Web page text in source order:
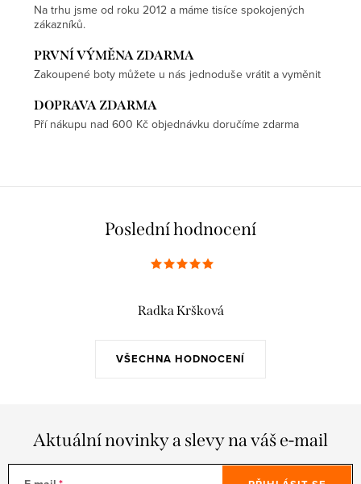
Na trhu jsme od roku 2012 a máme tisíce spokojených
zákazníků.
PRVNÍ VÝMĚNA ZDARMA
Zakoupené boty můžete u nás jednoduše vrátit a vyměnit
DOPRAVA ZDARMA
Pří nákupu nad 600 Kč objednávku doručíme zdarma
Poslední hodnocení
VŠECHNA HODNOCENÍ
Radka Kršková
Aktuální novinky a slevy na váš e-mail